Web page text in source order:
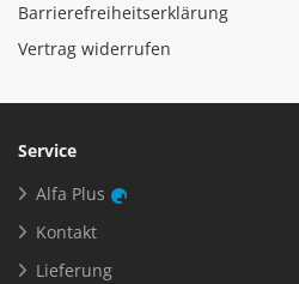
Barrierefreiheitserklärung
Vertrag widerrufen
Service
Alfa Plus
Kontakt
Lieferung